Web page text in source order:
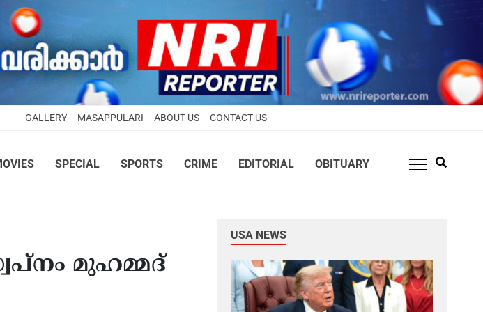
GALLERY MASAPPULARI ABOUT US CONTACT US
SPECIAL SPORTS CRIME EDITORIAL OBITUARY
മുഹമ്മദ്
USA NEWS